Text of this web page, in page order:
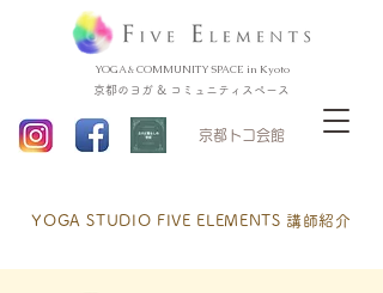
YOGA & COMMUNITY SPACE in Kyoto
​京都トコ会館
京都のヨガ & コミュニティスペース
YOGA STUDIO FIVE ELEMENTS 講師紹介